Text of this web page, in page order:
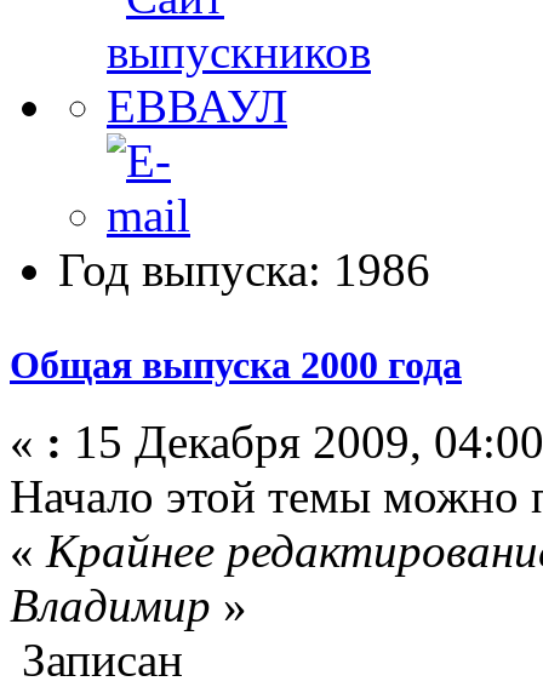
Год выпуска: 1986
Общая выпуска 2000 года
« : 15 Декабря 2009,
Начало этой темы можно
« Крайнее
Влaдимир »
Записан